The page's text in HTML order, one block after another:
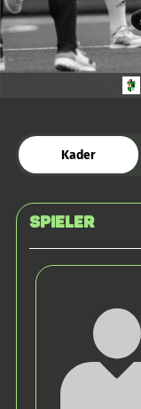
Kader
Spieler